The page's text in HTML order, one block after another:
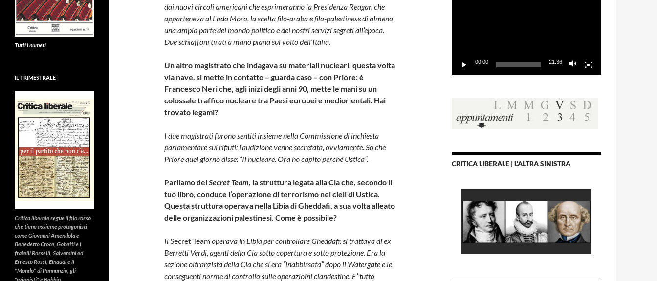
dai nuovi circoli americani che esprimeranno la Presidenza Reagan che
apparteneva al Lodo Moro, la scelta filo-araba e filo-palestinese di almeno
una ampia parte del mondo politico e dei nostri servizi segreti all’epoca.
Due schiaffoni tirati a mano piana sul volto dell’Italia.
Un altro magistrato che indagava su materiali nucleari, questa volta
via nave, si mette in contatto – guarda caso – con Priore: è
Francesco Neri che, agli inizi degli anni 90, mette le mani su un
colossale traffico nucleare tra Paesi europei e mediorientali. Hai
trovato legami?
I due magistrati furono sentiti insieme nella Commissione di inchiesta
parlamentare sui rifiuti: l’audizione venne secretata, ovviamente. So che
Priore quel giorno disse: “Il nucleare. Ora ho capito perché Ustica”.
Parliamo delSecret Team, la struttura legata alla Cia che, secondo il
tuo libro, conduce l’operazione di terrorismo nei cieli di Ustica.
Questa struttura operava nella Libia di Gheddafi, a sua volta alleato
delle organizzazioni palestinesi. Come è possibile?
IlSecret Teamoperava in Libia per controllare Gheddafi: si trattava di ex
Berretti Verdi, agenti della Cia sotto copertura e sotto protezione. Era la
sezione oltranzista della Cia che si era “inabbissata” dopo il Watergate e le
conseguenti norme di controllo sulle operazioini clandestine. E’ tutto
00:00 21:36
CRITICA LIBERALE | L'ALTRA SINISTRA
Tutti i numeri
IL TRIMESTRALE
Critica liberalesegue il filo rosso
che tiene assieme protagonisti
come Giovanni Amendola e
Benedetto Croce, Gobetti e i
fratelli Rosselli, Salvemini ed
Ernesto Rossi, Einaudi e il
"Mondo" di Pannunzio, gli
"azionisti" e Bobbio.